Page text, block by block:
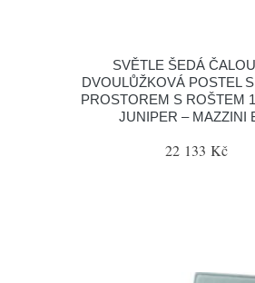
SVĚTLE ŠEDÁ
DVOULŮŽKOVÁ POSTEL
PROSTOREM S ROŠTEM
JUNIPER – MAZZINI
22 133 Kč